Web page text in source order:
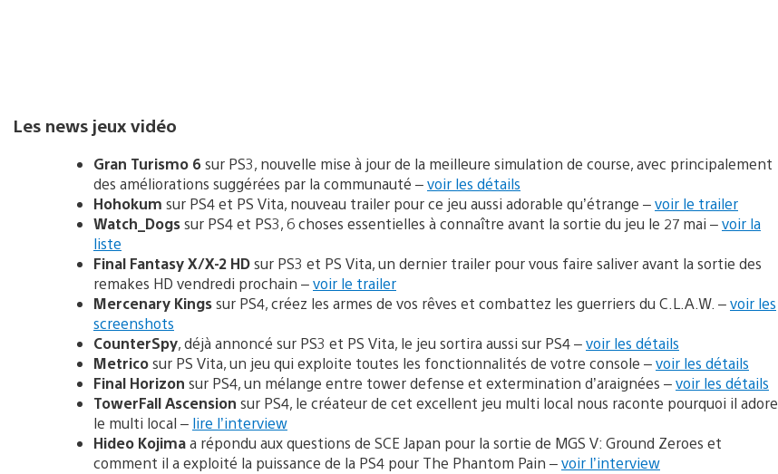
Les news jeux vidéo
Gran Turismo 6 sur PS3, nouvelle mise à jour de la meilleure simulation de course, avec principalement
des améliorations suggérées par la communauté –voir les détails
Hohokum sur PS4 et PS Vita, nouveau trailer pour ce jeu aussi adorable qu’étrange –voir le trailer
Watch_Dogssur PS4 et PS3, 6 choses essentielles à connaître avant la sortie du jeu le 27 mai –voir la
liste
Final Fantasy X/X-2 HDsur PS3 et PS Vita, un dernier trailer pour vous faire saliver avant la sortie des
remakes HD vendredi prochain –voir le trailer
Mercenary Kingssur PS4, créez les armes de vos rêves et combattez les guerriers du C.L.A.W. –voir les
screenshots
CounterSpy, déjà annoncé sur PS3 et PS Vita, le jeu sortira aussi sur PS4 –voir les détails
Metricosur PS Vita, un jeu qui exploite toutes les fonctionnalités de votre console –voir les détails
Final Horizon sur PS4, un mélange entre tower defense et extermination d’araignées –voir les détails
TowerFall Ascension sur PS4, le créateur de cet excellent jeu multi local nous raconte pourquoi il adore
le multi local – lire l’interview
Hideo Kojimaa répondu aux questions de SCE Japan pour la sortie de MGS V: Ground Zeroes et
comment il a exploité la puissance de la PS4 pour The Phantom Pain –voir l’interview